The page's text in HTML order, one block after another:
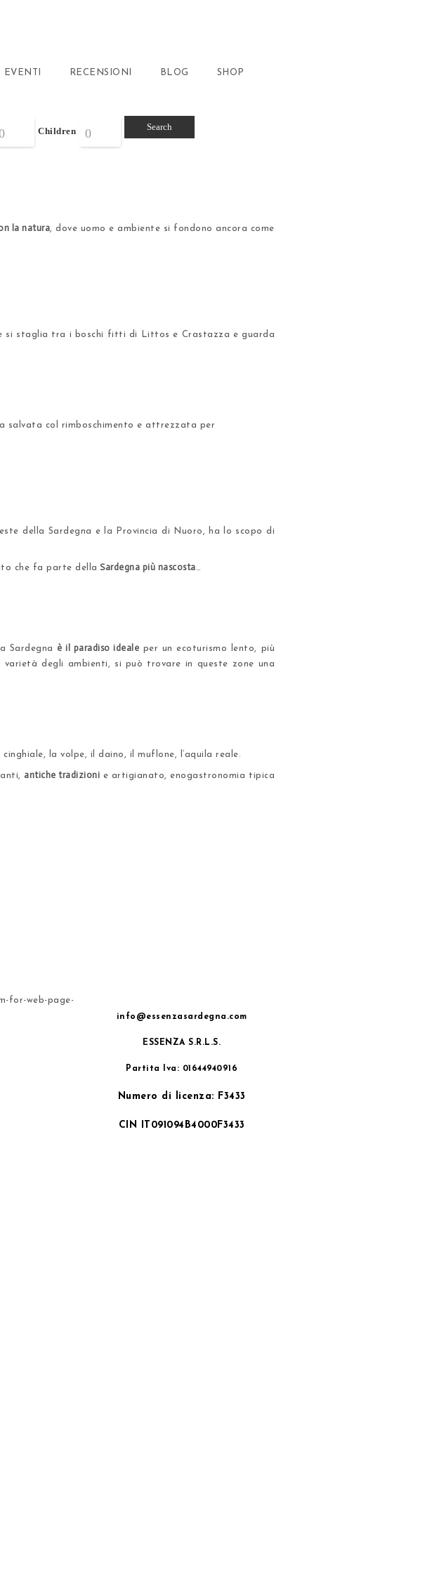
EVENTI RECENSIONI BLOG SHOP
Children
la natura , dove uomo e ambiente si fondono ancora come
si staglia tra i boschi fitti di Littos e Crastazza e guarda
salvata col rimboschimento e attrezzata per
della Sardegna e la Provincia di Nuoro, ha lo scopo di
che fa parte della Sardegna più nascosta
Sardegna è il paradiso ideale per un ecoturismo lento, più
degli ambienti, si può trovare in queste zone una
la volpe, il daino, il muflone, l’aquila reale.
antiche tradizioni e artigianato, enogastronomia tipica
info@essenzasardegna.com
ESSENZA S.R.L.S.
Partita Iva: 01644940916
Numero di licenza: F3433
CIN IT091094B4000F3433